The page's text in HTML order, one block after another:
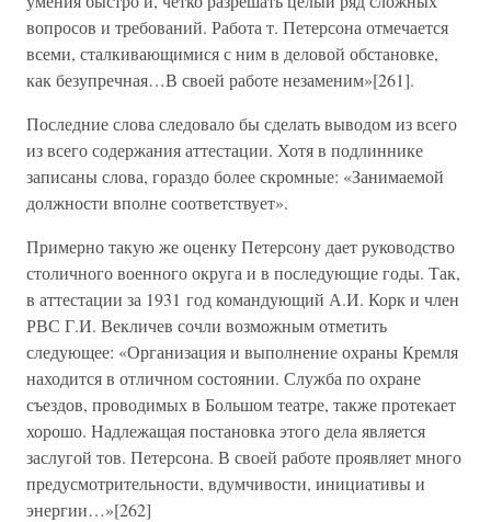
вопросов и требований. Работа т. Петерсона отмечается
всеми, сталкивающимися с ним в деловой обстановке,
как безупречная…В своей работе незаменим»[261].
Последние слова следовало бы сделать выводом из всего
из всего содержания аттестации. Хотя в подлиннике
записаны слова, гораздо более скромные: «Занимаемой
должности вполне соответствует».
Примерно такую же оценку Петерсону дает руководство
столичного военного округа и в последующие годы. Так,
в аттестации за 1931 год командующий А.И. Корк и член
РВС Г.И. Векличев сочли возможным отметить
следующее: «Организация и выполнение охраны Кремля
находится в отличном состоянии. Служба по охране
съездов, проводимых в Большом театре, также протекает
хорошо. Надлежащая постановка этого дела является
заслугой тов. Петерсона. В своей работе проявляет много
предусмотрительности, вдумчивости, инициативы и
энергии…»[262]